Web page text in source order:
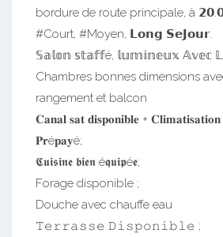
bordure de route principale, à
#Court, #Moyen, 𝗟𝗼𝗻𝗴 𝗦𝗲𝗝𝗼𝘂𝗿.
𝕊𝕒𝕝𝕠𝕟 𝕤𝕥𝕒𝕗𝕗é, 𝕝𝕦𝕞𝕚𝕟𝕖𝕦𝕩 𝔸𝕧𝕖𝕔
Chambres bonnes dimensions
rangement et balcon
𝐂𝐚𝐧𝐚𝐥 𝐬𝐚𝐭 𝐝𝐢𝐬𝐩𝐨𝐧𝐢𝐛𝐥𝐞 +
𝐏𝐫é𝐩𝐚𝐲é;
𝕮𝖚𝖎𝖘𝖎𝖓𝖊 𝖇𝖎𝖊𝖓 é𝖖𝖚𝖎𝖕é𝖊;
Forage disponible ;
Douche avec chauffe eau
𝚃𝚎𝚛𝚛𝚊𝚜𝚜𝚎 𝙳𝚒𝚜𝚙𝚘𝚗𝚒𝚋𝚕𝚎 ;